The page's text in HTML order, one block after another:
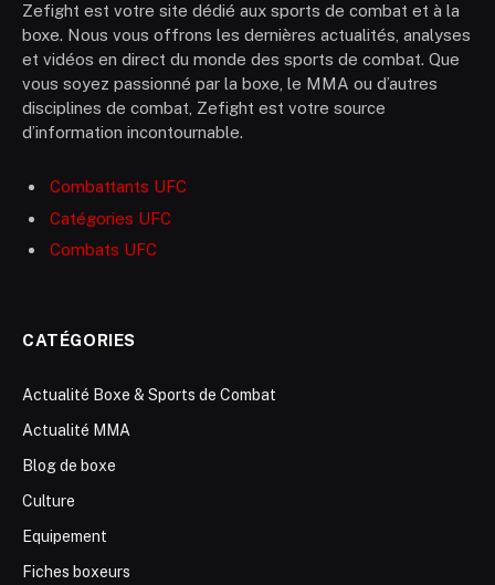
Zefight est votre site dédié aux sports de combat et à la
boxe. Nous vous offrons les dernières actualités, analyses
et vidéos en direct du monde des sports de combat. Que
vous soyez passionné par la boxe, le MMA ou d’autres
disciplines de combat, Zefight est votre source
d’information incontournable.
Combattants UFC
Catégories UFC
Combats UFC
CATÉGORIES
Actualité Boxe & Sports de Combat
Actualité MMA
Blog de boxe
Culture
Equipement
Fiches boxeurs